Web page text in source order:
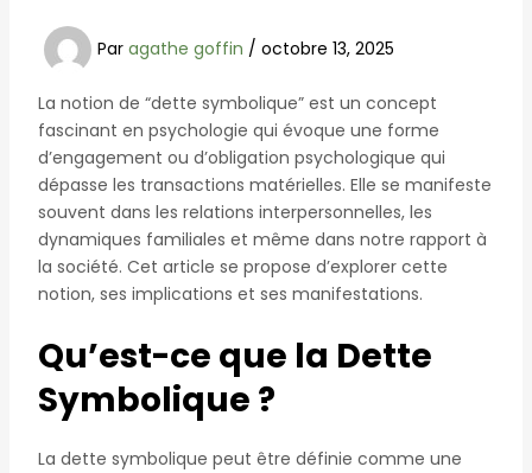
Par agathe goffin / octobre 13, 2025
La notion de “dette symbolique” est un concept
fascinant en psychologie qui évoque une forme
d’engagement ou d’obligation psychologique qui
dépasse les transactions matérielles. Elle se manifeste
souvent dans les relations interpersonnelles, les
dynamiques familiales et même dans notre rapport à
la société. Cet article se propose d’explorer cette
notion, ses implications et ses manifestations.
Qu’est-ce que la Dette
Symbolique ?
La dette symbolique peut être définie comme une